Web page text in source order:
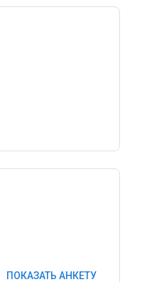
ПОКАЗАТЬ АНКЕТУ